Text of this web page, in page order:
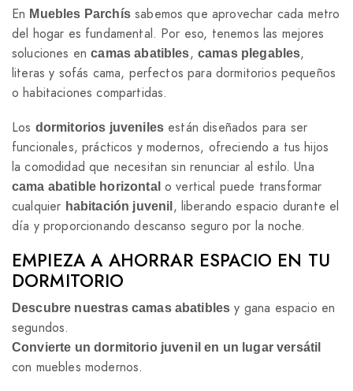
En Muebles Parchíssabemos que aprovechar cada metro
del hogar es fundamental. Por eso, tenemos las mejores
soluciones encamas abatibles, camas plegables,
literas y sofás cama, perfectos para dormitorios pequeños
o habitaciones compartidas.
Los dormitorios juveniles están diseñados para ser
funcionales, prácticos y modernos, ofreciendo a tus hijos
la comodidad que necesitan sin renunciar al estilo. Una
cama abatible horizontal o vertical puede transformar
cualquier habitación juvenil , liberando espacio durante el
día y proporcionando descanso seguro por la noche.
EMPIEZA A AHORRAR ESPACIO EN TU
DORMITORIO
Descubre nuestras camas abatibles y gana espacio en
segundos.
Convierte un dormitorio juvenil en un lugar versátil
con muebles modernos.